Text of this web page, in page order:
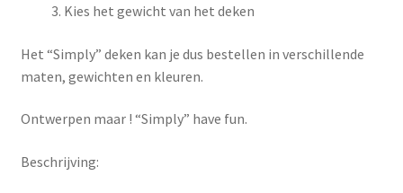
Kies het gewicht van het deken
Het “Simply” deken kan je dus bestellen in verschillende
maten, gewichten en kleuren.
Ontwerpen maar ! “Simply” have fun.
Beschrijving: